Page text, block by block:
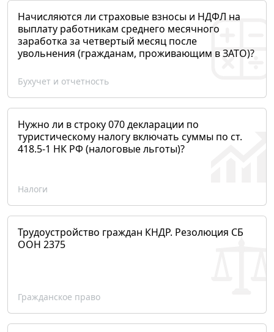
Начисляются ли страховые взносы и НДФЛ на
выплату работникам среднего месячного
заработка за четвертый месяц после
увольнения (гражданам, проживающим в ЗАТО)?
Бухучет и отчетность
Нужно ли в строку 070 декларации по
туристическому налогу включать суммы по ст.
418.5-1 НК РФ (налоговые льготы)?
Налоги
Трудоустройство граждан КНДР. Резолюция СБ
ООН 2375
Гражданское право